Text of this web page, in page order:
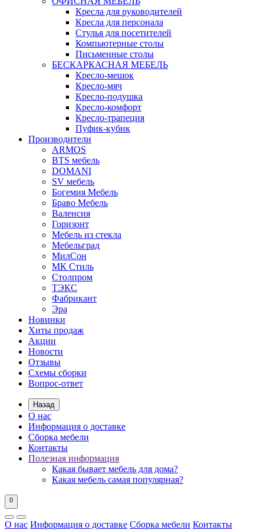
Кресла для руководителей
Кресла для персонала
Стулья для посетителей
Компьютерные столы
Письменные столы
БЕСКАРКАСНАЯ МЕБЕЛЬ
Кресло-мешок
Кресло-мяч
Кресло-подушка
Кресло-комфорт
Кресло-трапеция
Пуфик-кубик
Производители
ARMOS
BTS мебель
DOMANI
SV мебель
Богемия Мебель
Браво Мебель
Валенсия
Горизонт
Мебель из стекла
Мебельград
МилСон
МК Стиль
Столпром
ТЭКС
Фабрикант
Эра
Новинки
Хиты продаж
Акции
Новости
Отзывы
Схемы сборки
Вопрос-ответ
Назад
О нас
Информация о доставке
Сборка мебели
Контакты
Полезная информация
Какая бывает мебель для дома?
Какая мебель самая популярная?
0
О нас Информация о доставке Сборка мебели Контакты